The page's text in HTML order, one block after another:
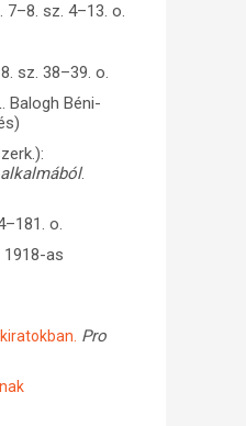
7–8. sz. 4–13. o.
sz. 38–39. o.
Balogh Béni-
.
o.
1918-as
Pro